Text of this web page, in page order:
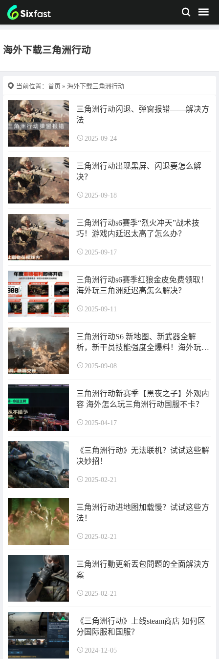
海外下载三角洲行动
当前位置： 首页 » 海外下载三角洲行动
三角洲行动闪退、弹窗报错——解决方
法
2025-09-24
三角洲行动出现黑屏、闪退要怎么解
决？
2025-09-18
三角洲行动s6赛季“烈火冲天”战术技
巧！游戏内延迟太高了怎么办？
2025-09-17
三角洲行动s6赛季红狼金皮免费领取！
海外玩三角洲延迟高怎么解决？
2025-09-11
三角洲行动S6 新地图、新武器全解
析，新干员技能强度全爆料！海外玩三
2025-09-08
三角洲行动新赛季【黑夜之子】外观内
容 海外怎么玩三角洲行动国服不卡？
2025-04-17
《三角洲行动》无法联机？试试这些解
决妙招！
2025-02-21
三角洲行动进地图加载慢？试试这些方
法！
2025-02-21
三角洲行動更新丟包問題的全面解決方
案
2025-02-21
《三角洲行动》上线steam商店 如何区
分国际服和国服？
2024-12-05